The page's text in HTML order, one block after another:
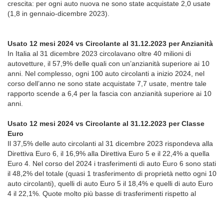
crescita: per ogni auto nuova ne sono state acquistate 2,0 usate
(1,8 in gennaio-dicembre 2023).
Usato 12 mesi 2024 vs Circolante al 31.12.2023 per Anzianità
In Italia al 31 dicembre 2023 circolavano oltre 40 milioni di
autovetture, il 57,9% delle quali con un’anzianità superiore ai 10
anni. Nel complesso, ogni 100 auto circolanti a inizio 2024, nel
corso dell’anno ne sono state acquistate 7,7 usate, mentre tale
rapporto scende a 6,4 per la fascia con anzianità superiore ai 10
anni.
Usato 12 mesi 2024 vs Circolante al 31.12.2023 per Classe
Euro
Il 37,5% delle auto circolanti al 31 dicembre 2023 rispondeva alla
Direttiva Euro 6, il 16,9% alla Direttiva Euro 5 e il 22,4% a quella
Euro 4. Nel corso del 2024 i trasferimenti di auto Euro 6 sono stati
il 48,2% del totale (quasi 1 trasferimento di proprietà netto ogni 10
auto circolanti), quelli di auto Euro 5 il 18,4% e quelli di auto Euro
4 il 22,1%. Quote molto più basse di trasferimenti rispetto al